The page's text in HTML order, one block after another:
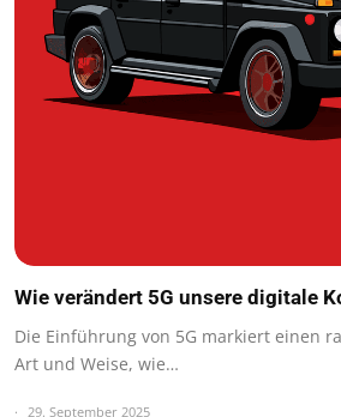
Wie verändert 5G unsere digitale
Die Einführung von 5G markiert einen
Art und Weise, wie…
29. September 2025